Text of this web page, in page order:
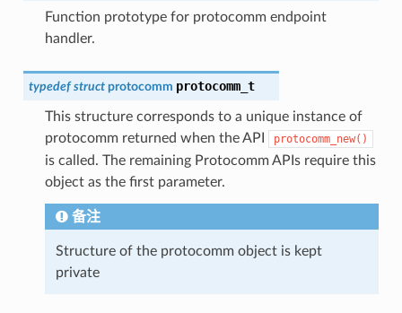
Function prototype for protocomm endpoint
handler.
typedef struct protocomm protocomm_t
This structure corresponds to a unique instance of
protocomm returned when the API
protocomm_new()
is called. The remaining Protocomm APIs require this
object as the first parameter.
备注
Structure of the protocomm object is kept
private